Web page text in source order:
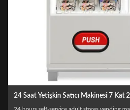
24 Saat Yetişkin Satıcı Makinesi 7